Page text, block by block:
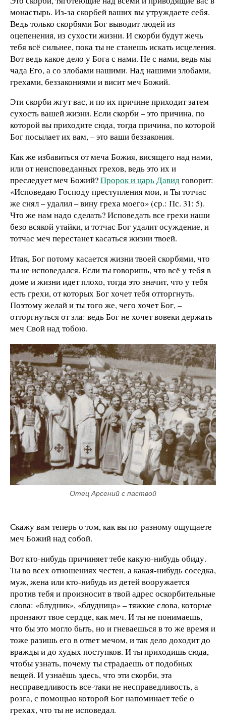
монастырь. Из-за скорбей ваших вы утруждаете себя.
Ведь только скорбями Бог выводит людей из
оцепенения, из сухости жизни. И скорби будут жечь
тебя всё сильнее, пока ты не станешь искать исцеления.
Вот ведь какое дело у Бога с нами. Не с нами, ведь мы
чада Его, а со злобами нашими. Над нашими злобами,
грехами, беззакониями и висит меч Божий.
Эти скорби жгут вас, и по их причине приходит затем
сухость вашей жизни. Если скорби – это причина, по
которой вы приходите сюда, тогда причина, по которой
Бог посылает их вам, – это ваши беззакония.
Как же избавиться от меча Божия, висящего над нами,
или от неисповеданных грехов, ведь это их и
преследует меч Божий?Пророк и царь Давидговорит:
«Исповедаю Господу преступления мои, и Ты тотчас
же снял – удалил – вину греха моего» (ср.: Пс. 31: 5).
Что же нам надо сделать? Исповедать все грехи наши
безо всякой утайки, и тотчас Бог удалит осуждение, и
тотчас меч перестанет касаться жизни твоей.
Итак, Бог потому касается жизни твоей скорбями, что
ты не исповедался. Если ты говоришь, что всё у тебя в
доме и жизни идет плохо, тогда это значит, что у тебя
есть грехи, от которых Бог хочет тебя отторгнуть.
Поэтому желай и ты того же, чего хочет Бог, –
отторгнуться от зла: ведь Бог не хочет вовеки держать
меч Свой над тобою.
Отец Арсений с паствой
Скажу вам теперь о том, как вы по-разному ощущаете
меч Божий над собой.
Вот кто-нибудь причиняет тебе какую-нибудь обиду.
Ты во всех отношениях честен, а какая-нибудь соседка,
муж, жена или кто-нибудь из детей вооружается
против тебя и произносит в твой адрес оскорбительные
слова: «блудник», «блудница» – тяжкие слова, которые
пронзают твое сердце, как меч. И ты не понимаешь,
что бы это могло быть, но и гневаешься в то же время и
тоже разишь его в ответ мечом, и так дело доходит до
вражды и до худых поступков. И ты приходишь сюда,
чтобы узнать, почему ты страдаешь от подобных
вещей. И узнаёшь здесь, что эти скорби, эта
несправедливость все-таки не несправедливость, а
розга, с помощью которой Бог напоминает тебе о
грехах, что ты не исповедал.